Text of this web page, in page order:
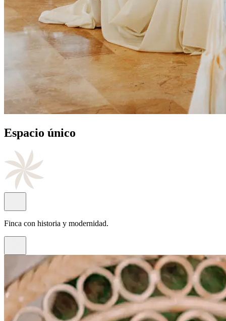
Cocinade autor
Con el sello del chef Juan Antonio Rayos.